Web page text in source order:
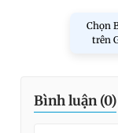
Chọn
trên
Bình luận (0)